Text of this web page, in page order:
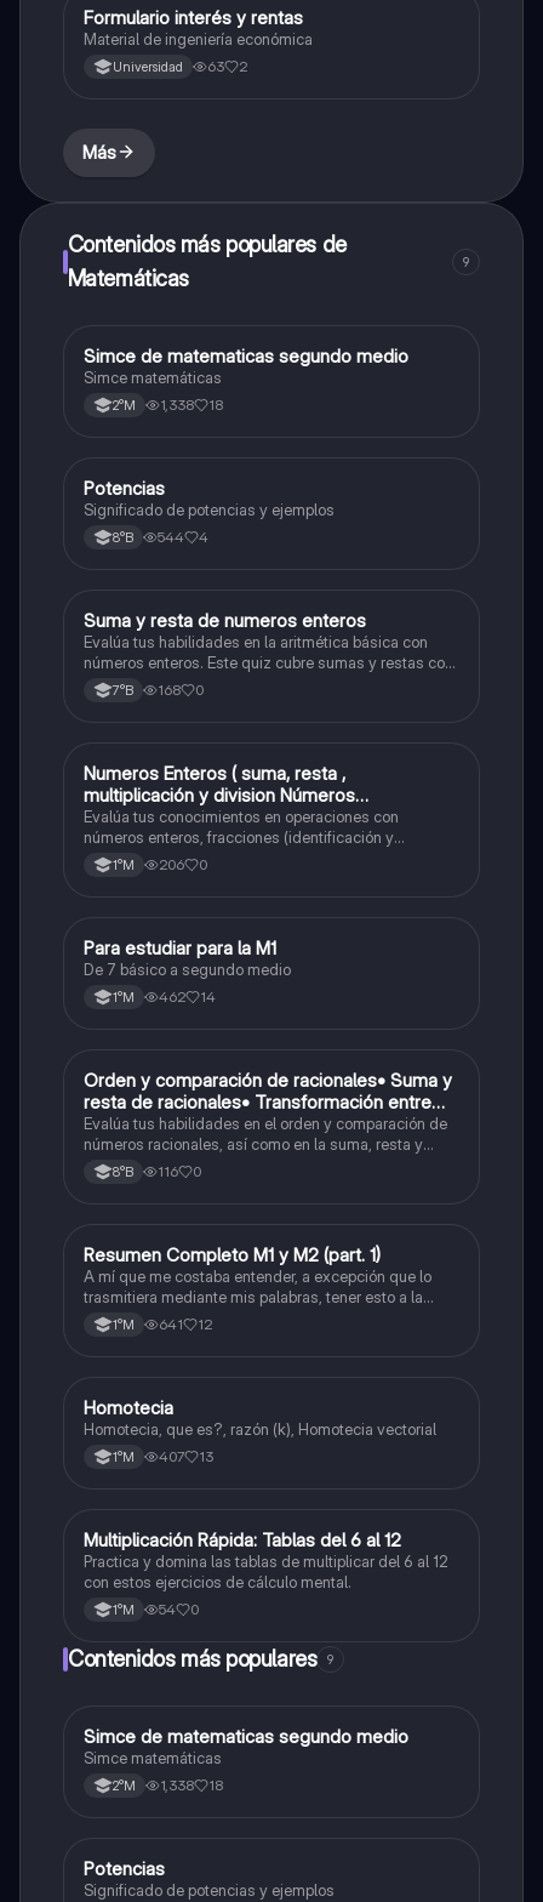
Matemáticas
Formulario interés y rentas
Material de ingeniería económica
Universidad 63 2
Más
Contenidos más populares de
Matemáticas
9
Matemáticas
Simce de matematicas segundo medio
Simce matemáticas
2°M 1,338 18
Matemáticas
Potencias
Significado de potencias y ejemplos
8°B 544 4
SMatemáticas
Suma y resta de numeros enteros
Evalúa tus habilidades en la aritmética básica con
números enteros. Este quiz cubre sumas y restas con
números positivos y negativos.
7°B 168 0
Matemáticas
Numeros Enteros ( suma, resta ,
multiplicación y division Números
Fraccionarios si es Propia o Impropia o mixto
( suma , resta , multiplicación y división)
Porcentaje ( fracción, porcentual y decimal).
Evalúa tus conocimientos en operaciones con
números enteros, fracciones (identificación y
operaciones) y conversiones de porcentajes (fracción,
decimal y viceversa).
1°M 206 0
Matemáticas
Para estudiar para la M1
De 7 básico a segundo medio
1°M 462 14
OMatemáticas
Orden y comparación de racionales• Suma y
resta de racionales• Transformación entre
decimales y fracciones
Evalúa tus habilidades en el orden y comparación de
números racionales, así como en la suma, resta y
conversión entre decimales y fracciones.
8°B 116 0
Matemáticas
Resumen Completo M1 y M2 (part. 1)
A mí que me costaba entender, a excepción que lo
trasmitiera mediante mis palabras, tener esto a la
mano me sirvió caleta, ojalá también les pueda servir
a otros
1°M 641 12
Matemáticas
Homotecia
Homotecia, que es?, razón (k), Homotecia vectorial
1°M 407 13
MMatemáticas
Multiplicación Rápida: Tablas del 6 al 12
Practica y domina las tablas de multiplicar del 6 al 12
con estos ejercicios de cálculo mental.
1°M 54 0
Contenidos más populares 9
Matemáticas
Simce de matematicas segundo medio
Simce matemáticas
2°M 1,338 18
Matemáticas
Potencias
Significado de potencias y ejemplos